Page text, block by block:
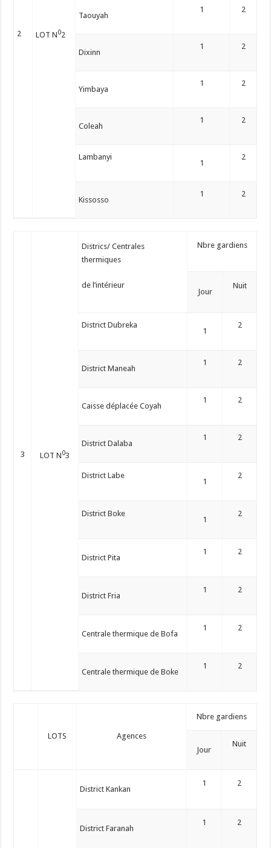
2 LOT N02
Taouyah
1 2
Dixinn
1 2
Yimbaya
1 2
Coleah
1 2
Lambanyi
1
2
Kissosso
1 2
3 LOT N03
Districs/ Centrales
thermiques
de l’intérieur
Nbre gardiens
Jour
Nuit
District Dubreka
1
2
District Maneah
1 2
Caisse déplacée Coyah
1 2
District Dalaba
1 2
District Labe
1
2
District Boke
1
2
District Pita
1 2
District Fria
1 2
Centrale thermique de Bofa
1 2
Centrale thermique de Boke
1 2
LOTS Agences
Nbre gardiens
Jour
Nuit
District Kankan
1 2
District Faranah
1 2